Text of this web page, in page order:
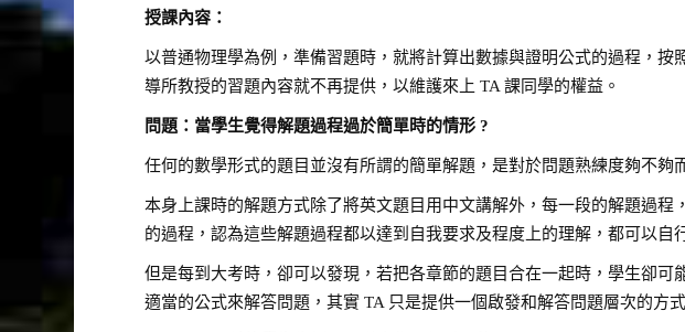
授課內容：
以普通物理學為例，準備習題時，就將計算出數據與證明公式的過程，按
導所教授的習題內容就不再提供，以維護來上 TA 課同學的權益。
問題：當學生覺得解題過程過於簡單時的情形 ?
任何的數學形式的題目並沒有所謂的簡單解題，是對於問題熟練度夠不夠
本身上課時的解題方式除了將英文題目用中文講解外，每一段的解題過程
的過程，認為這些解題過程都以達到自我要求及程度上的理解，都可以自
但是每到大考時，卻可以發現，若把各章節的題目合在一起時，學生卻可
適當的公式來解答問題，其實 TA 只是提供一個啟發和解答問題層次的方